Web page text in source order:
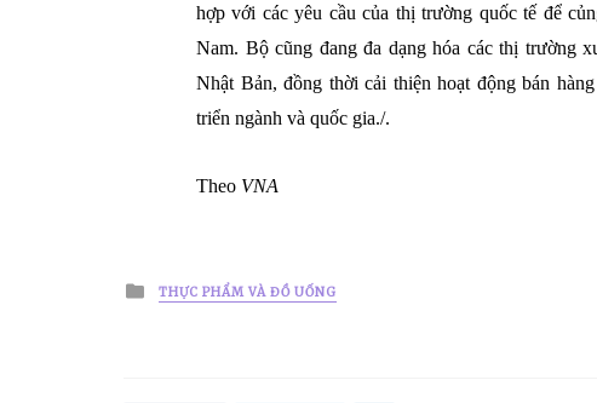
hợp với các yêu cầu của thị trường quốc tế để
Nam. Bộ cũng đang đa dạng hóa các thị trường
Nhật Bản, đồng thời cải thiện hoạt động bán
triển ngành và quốc gia./.
Theo VNA
Posted
in
THỰC PHẨM VÀ ĐỒ UỐNG